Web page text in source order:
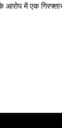
आरोप में एक